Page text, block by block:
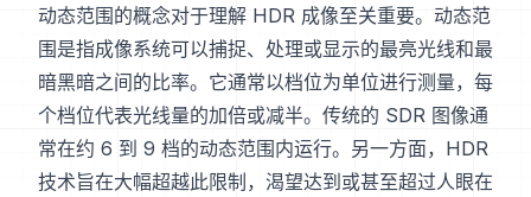
动态范围的概念对于理解 HDR 成像至关重要。动态范
围是指成像系统可以捕捉、处理或显示的最亮光线和最
暗黑暗之间的比率。它通常以档位为单位进行测量，每
个档位代表光线量的加倍或减半。传统的 SDR 图像通
常在约 6 到 9 档的动态范围内运行。另一方面，HDR
技术旨在大幅超越此限制，渴望达到或甚至超过人眼在